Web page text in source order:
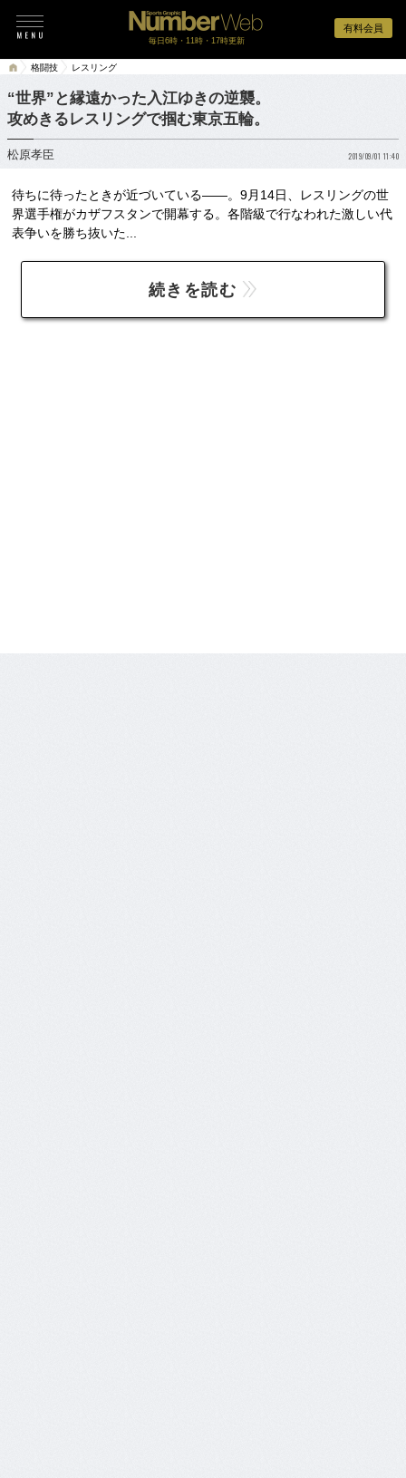
有料会員
毎日6時・11時・17時更新
格闘技 レスリング
“世界”と縁遠かった入江ゆきの逆襲。
攻めきるレスリングで掴む東京五輪。
松原孝臣 2019/09/01 11:40
待ちに待ったときが近づいている――。9月14日、レスリングの世
界選手権がカザフスタンで開幕する。各階級で行なわれた激しい代
表争いを勝ち抜いた...
続きを読む